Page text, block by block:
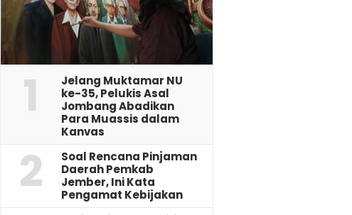
1
Jelang Muktamar NU
ke-35, Pelukis Asal
Jombang Abadikan
Para Muassis dalam
Kanvas
2
‎Soal Rencana Pinjaman
Daerah Pemkab
Jember, Ini Kata
Pengamat Kebijakan ‎